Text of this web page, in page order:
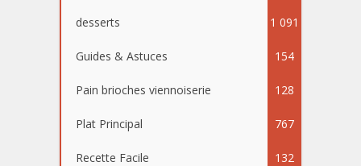
desserts 1 091
Guides & Astuces 154
Pain brioches viennoiserie 128
Plat Principal 767
Recette Facile 132